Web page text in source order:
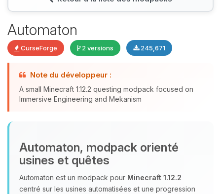
Automaton
CurseForge 2 versions 245,671
Note du développeur :
A small Minecraft 1.12.2 questing modpack focused on
Immersive Engineering and Mekanism
Automaton, modpack orienté
usines et quêtes
Automaton est un modpack pour Minecraft 1.12.2
centré sur les usines automatisées et une progression
Youpi, enfin quelqu’un pour me
parler ! Moi c’est Choupy, ton petit
assistant BoxToPlay. Dis-moi ce dont